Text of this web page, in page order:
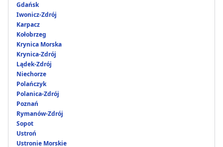
Gdańsk
Iwonicz-Zdrój
Karpacz
Kołobrzeg
Krynica Morska
Krynica-Zdrój
Lądek-Zdrój
Niechorze
Polańczyk
Polanica-Zdrój
Poznań
Rymanów-Zdrój
Sopot
Ustroń
Ustronie Morskie